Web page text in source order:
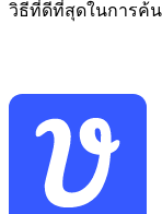
วิธีที่ดีที่สุดในการค้